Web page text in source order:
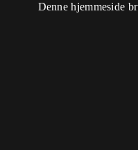
ISSN
Denne hjemmeside